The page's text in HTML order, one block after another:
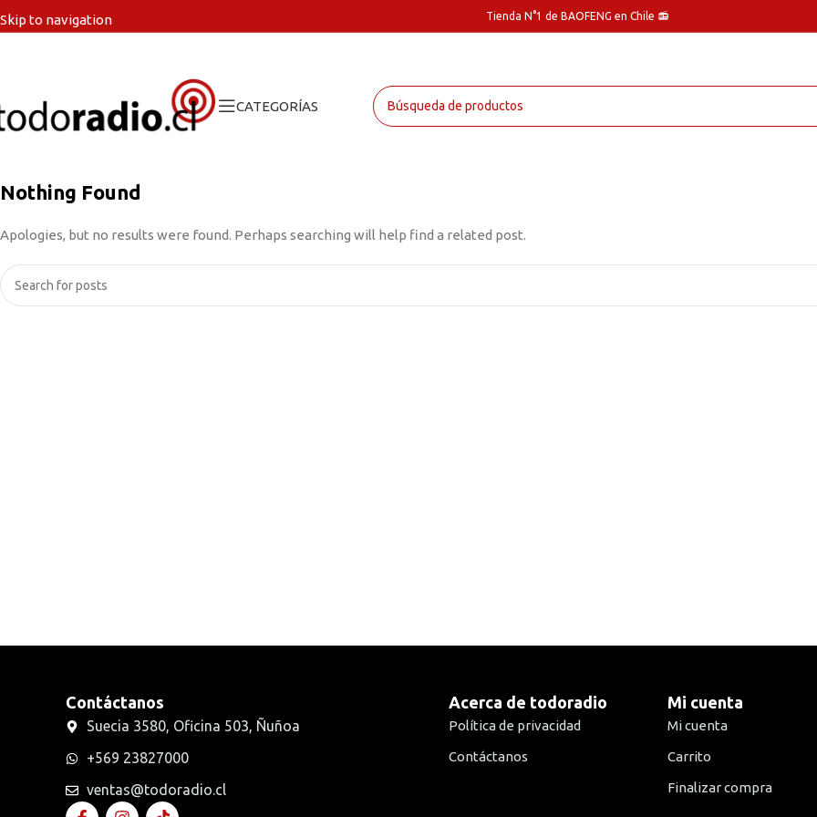
Skip to navigation
Tienda N°1 de BAOFENG en Chile 📻
CATEGORÍAS
Nothing Found
Apologies, but no results were found. Perhaps searching will help find a related post.
Contáctanos
Suecia 3580, Oficina 503, Ñuñoa
+569 23827000
ventas@todoradio.cl
Acerca de todoradio
Política de privacidad
Contáctanos
Mi cuenta
Mi cuenta
Carrito
Finalizar compra